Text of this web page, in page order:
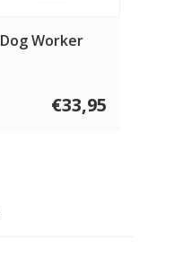
Dog Worker
€33,95